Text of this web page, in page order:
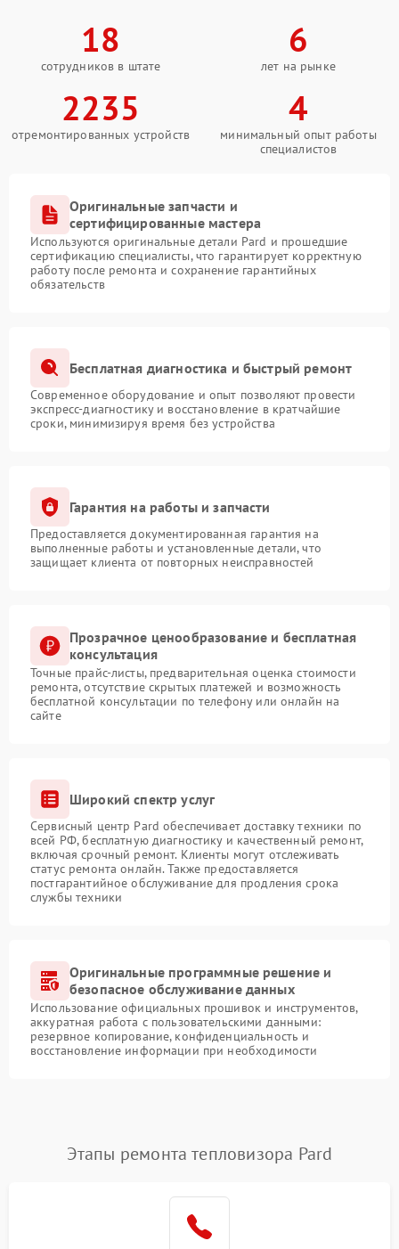
18
сотрудников в штате
6
лет на рынке
2235
отремонтированных устройств
4
минимальный опыт работы
специалистов
Оригинальные запчасти и
сертифицированные мастера
Используются оригинальные детали Pard и прошедшие
сертификацию специалисты, что гарантирует корректную
работу после ремонта и сохранение гарантийных
обязательств
Бесплатная диагностика и быстрый ремонт
Современное оборудование и опыт позволяют провести
экспресс-диагностику и восстановление в кратчайшие
сроки, минимизируя время без устройства
Гарантия на работы и запчасти
Предоставляется документированная гарантия на
выполненные работы и установленные детали, что
защищает клиента от повторных неисправностей
Прозрачное ценообразование и бесплатная
консультация
Точные прайс-листы, предварительная оценка стоимости
ремонта, отсутствие скрытых платежей и возможность
бесплатной консультации по телефону или онлайн на
сайте
Широкий спектр услуг
Сервисный центр Pard обеспечивает доставку техники по
всей РФ, бесплатную диагностику и качественный ремонт,
включая срочный ремонт. Клиенты могут отслеживать
статус ремонта онлайн. Также предоставляется
постгарантийное обслуживание для продления срока
службы техники
Оригинальные программные решение и
безопасное обслуживание данных
Использование официальных прошивок и инструментов,
аккуратная работа с пользовательскими данными:
резервное копирование, конфиденциальность и
восстановление информации при необходимости
Этапы ремонта тепловизора Pard